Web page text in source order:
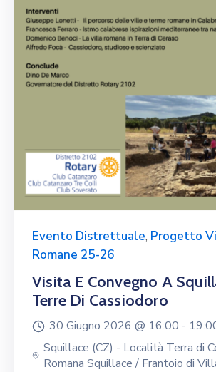
Evento Distrettuale, Progetto
Romane 25-26
Visita E Convegno A
Terre Di Cassiodoro
30 Giugno 2026 @ 16:00 -
Squillace (CZ) - Località Terra di
Romana Squillace / Frantoio di